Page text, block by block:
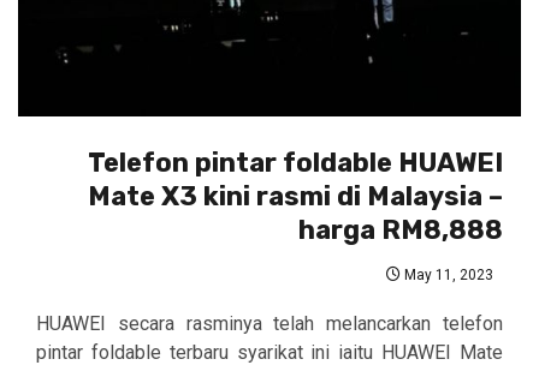
Telefon pintar foldable HUAWEI
Mate X3 kini rasmi di Malaysia –
harga RM8,888
May 11, 2023
HUAWEI secara rasminya telah melancarkan telefon
pintar foldable terbaru syarikat ini iaitu HUAWEI Mate